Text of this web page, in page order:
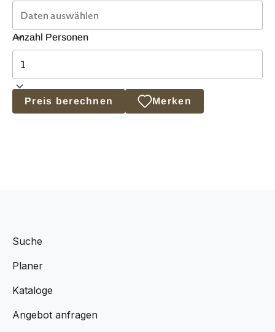
Anzahl Personen
Preis berechnen Merken
Suche
Planer
Kataloge
Angebot anfragen